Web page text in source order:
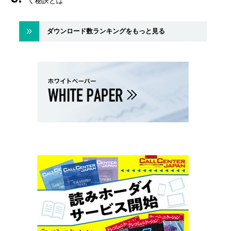
ダウンロード数ランキングをもっと見る